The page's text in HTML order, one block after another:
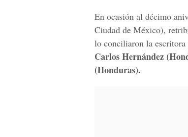
En ocasión al décimo
Ciudad de México),
lo conciliaron la
Carlos Hernández
(Honduras).